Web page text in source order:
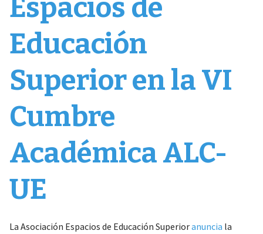
Espacios de
Educación
Superior en la VI
Cumbre
Académica ALC-
UE
La Asociación Espacios de Educación Superioranuncia la